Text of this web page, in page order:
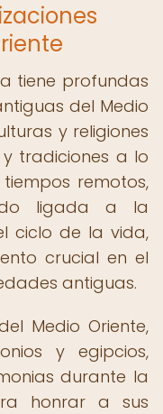
tiene profundas
del Medio
y religiones
tradiciones a lo
remotos,
ligada a la
ciclo de la vida,
crucial en el
antiguas.
Medio Oriente,
y egipcios,
durante la
honrar a sus